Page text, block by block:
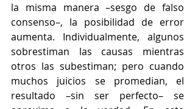
la misma manera –sesgo de falso
consenso–, la posibilidad de error
aumenta. Individualmente, algunos
sobrestiman las causas mientras
otros las subestiman; pero cuando
muchos juicios se promedian, el
resultado –sin ser perfecto– se